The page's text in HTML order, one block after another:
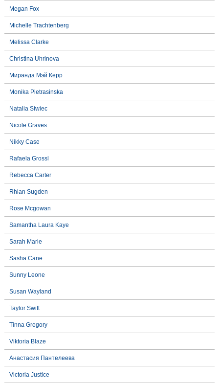
Megan Fox
Michelle Trachtenberg
Melissa Clarke
Christina Uhrinova
Миранда Мэй Керр
Monika Pietrasinska
Natalia Siwiec
Nicole Graves
Nikky Case
Rafaela Grossl
Rebecca Carter
Rhian Sugden
Rose Mcgowan
Samantha Laura Kaye
Sarah Marie
Sasha Cane
Sunny Leone
Susan Wayland
Taylor Swift
Tinna Gregory
Viktoria Blaze
Анастасия Пантелеева
Victoria Justice